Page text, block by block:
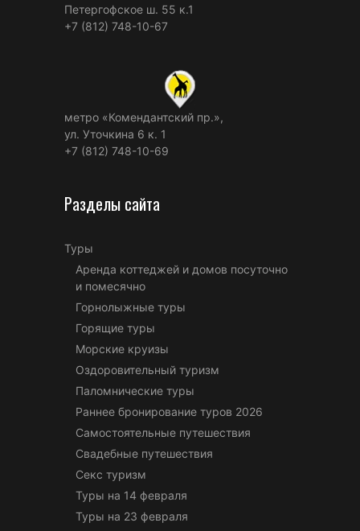
Петергофское ш. 55 к.1
+7 (812) 748-10-67
метро «Комендантский пр.»,
ул. Уточкина 6 к. 1
+7 (812) 748-10-69
Разделы сайта
Туры
Аренда коттеджей и домов посуточно
и помесячно
Горнолыжные туры
Горящие туры
Морские круизы
Оздоровительный туризм
Паломнические туры
Раннее бронирование туров 2026
Самостоятельные путешествия
Свадебные путешествия
Секс туризм
Туры на 14 февраля
Туры на 23 февраля